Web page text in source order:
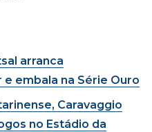
arranca
embala na Série Ouro
Caravaggio
no Estádio da